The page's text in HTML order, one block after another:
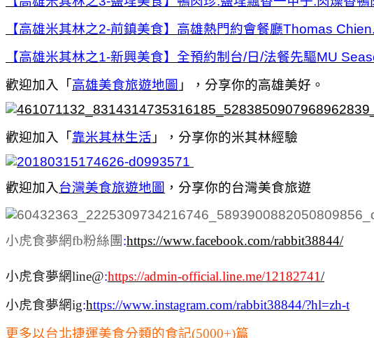
【高雄米其林之2-前鎮美食】高雄熱門約會餐廳Thomas
【高雄米其林之1-新興美食】全預約制台/日/法餐先驅MU
歡迎加入「高雄美食旅遊地圖 」，分享你的高雄美好。
歡迎加入「靠米其林生活 」，分享你的米其林經驗
歡迎加入 台灣美食旅遊地圖 ， 分享你的台灣美食旅遊
小虎食夢網fb粉絲團:https://www.facebook.com/rabbit38844/
小虎食夢網line@:https://admin-official.line.me/12182741/
小虎食夢網ig:https://www.instagram.com/rabbit38844/?hl=zh-t
更多以台北捷運美食分類的食記(5000+)篇